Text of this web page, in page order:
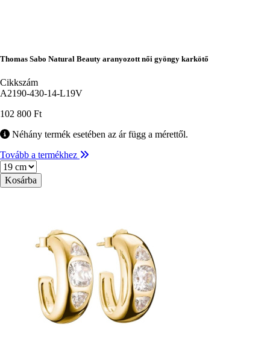
Thomas Sabo Natural Beauty aranyozott női gyöngy karkötő
Cikkszám
A2190-430-14-L19V
102 800 Ft
Néhány termék esetében az ár függ a mérettől.
Tovább a termékhez
Méret